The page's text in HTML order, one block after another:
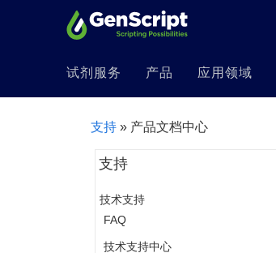
试剂服务 产品 应用领域
支持 » 产品文档中心
支持
技术支持
FAQ
技术支持中心